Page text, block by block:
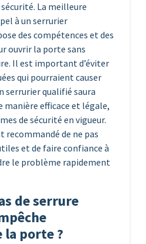
La meilleure
à un serrurier
des compétences et des
ouvrir la porte sans
Il est important d’éviter
qui pourraient causer
serrurier qualifié saura
manière efficace et légale,
de sécurité en vigueur.
recommandé de ne pas
et de faire confiance à
le problème rapidement
de serrure
la porte ?